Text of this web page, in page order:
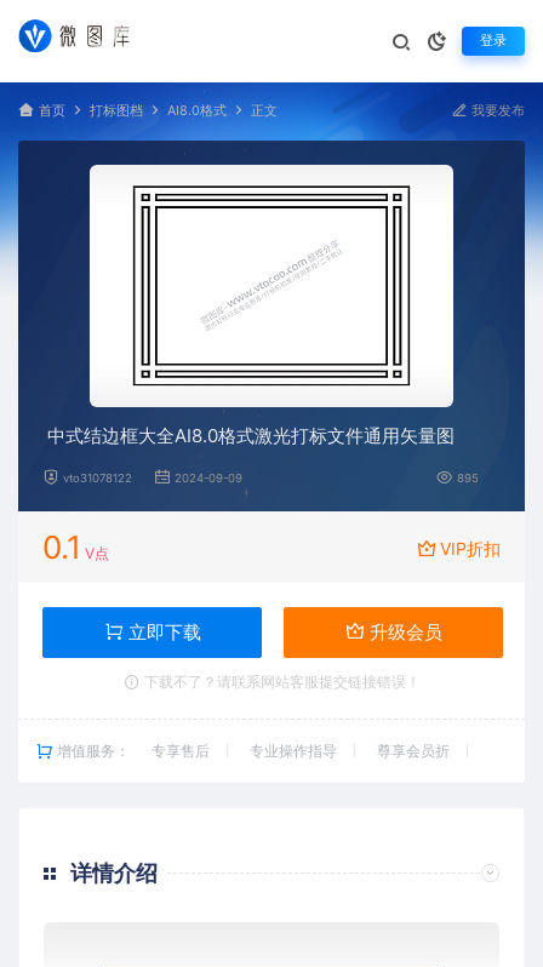
登录
首页 打标图档 AI8.0格式 正文 我要发布
中式结边框大全AI8.0格式激光打标文件通用矢量图
vto31078122 2024-09-09 895
0.1 V点 VIP折扣
立即下载 升级会员
下载不了？请联系网站客服提交链接错误！
增值服务： 专享售后 专业操作指导 尊享会员折
详情介绍